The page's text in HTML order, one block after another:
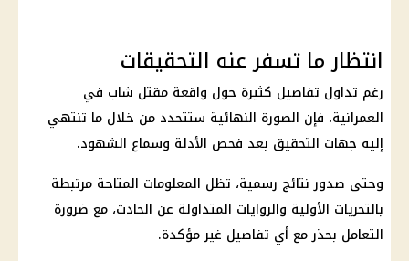
انتظار ما تسفر عنه التحقيقات
رغم تداول تفاصيل كثيرة حول واقعة مقتل شاب في
العمرانية، فإن الصورة النهائية ستتحدد من خلال ما تنتهي
إليه جهات التحقيق بعد فحص الأدلة وسماع الشهود.
وحتى صدور نتائج رسمية، تظل المعلومات المتاحة مرتبطة
بالتحريات الأولية والروايات المتداولة عن الحادث، مع ضرورة
التعامل بحذر مع أي تفاصيل غير مؤكدة.